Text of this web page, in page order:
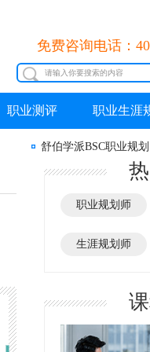
免费咨询电话：
职业测评 职业生涯
舒伯学派BSC职业规
职业规划师
生涯规划师